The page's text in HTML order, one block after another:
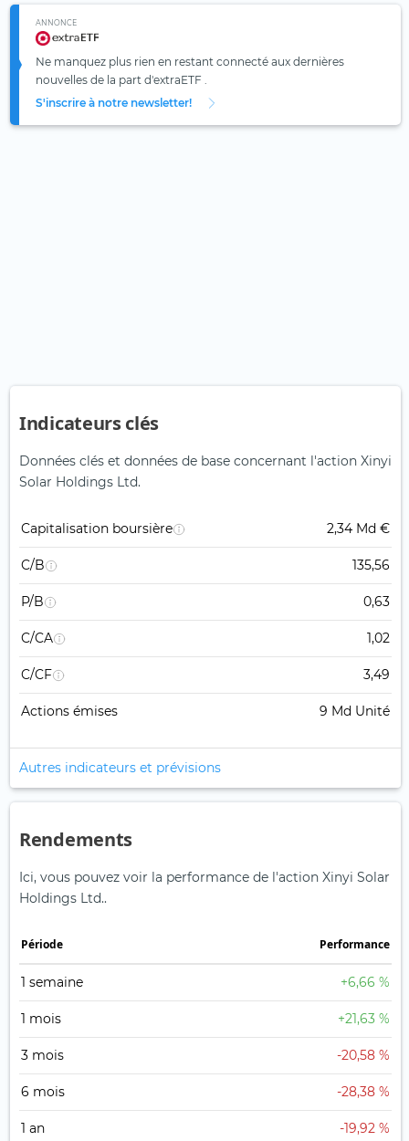
ANNONCE
Ne manquez plus rien en restant connecté aux dernières
nouvelles de la part d'extraETF .
S'inscrire à notre newsletter!
Indicateurs clés
Données clés et données de base concernant l'action Xinyi
Solar Holdings Ltd.
Capitalisation boursière 2,34 Md €
C/B 135,56
P/B 0,63
C/CA 1,02
C/CF 3,49
Actions émises 9 Md Unité
Autres indicateurs et prévisions
Rendements
Ici, vous pouvez voir la performance de l'action Xinyi Solar
Holdings Ltd..
Période Performance
1 semaine +6,66 %
1 mois +21,63 %
3 mois -20,58 %
6 mois -28,38 %
1 an -19,92 %